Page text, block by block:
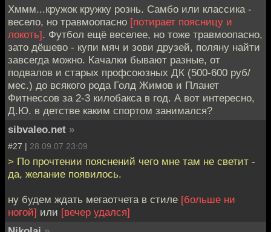
Хммм...кружок кружку рознь. Самбо или классика -
весело, но травмоопасно [потирает поясницу и
локоть]. Футбол ещё веселее, но тоже травмоопасно,
зато дёшево - купи мяч и зови друзей, поляну найти
завсегда можно. Качалки бывают разные, от
подвалов и старых профсоюзных ДК (500-600 руб/
мес.) до всякого рода Голд Жимов и Планет
Фитнессов за 2-3 килобакса в год. А вот интересно,
Д.Ю. в детстве каким спортом занимался?
sibvaleo.net »
#27 | 28.09.07 23:09
> По прочтении пояснений чего мне там не светит -
да, желание появилось.
ну будем ждать мегаотчета в стиле [больше ни
ногой] или [вечер удался]